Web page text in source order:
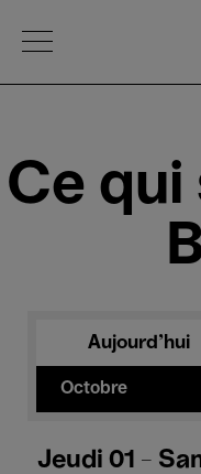
Open Menu
Ce qui
Aujourd'hui
Octobre
Jeudi 01 -